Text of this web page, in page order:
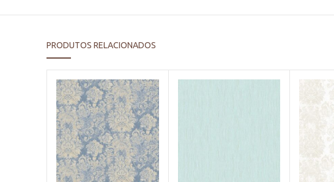
PRODUTOS RELACIONADOS